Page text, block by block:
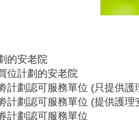
的安老院
位計劃的安老院
計劃認可服務單位 (只提供護
計劃認可服務單位 (提供護理
計劃認可服務單位